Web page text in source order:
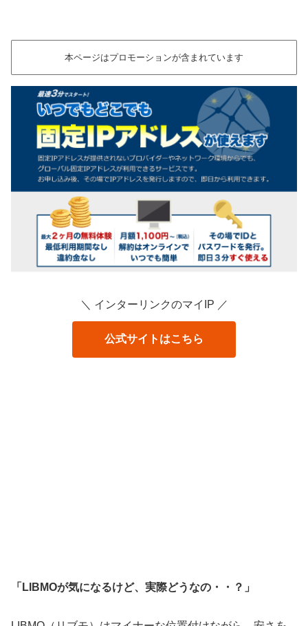
本ページはプロモーションが含まれています
＼ インターリンクのマイIP ／
公式サイトはこちら
「LIBMOが気になるけど、実際どうなの・・？」